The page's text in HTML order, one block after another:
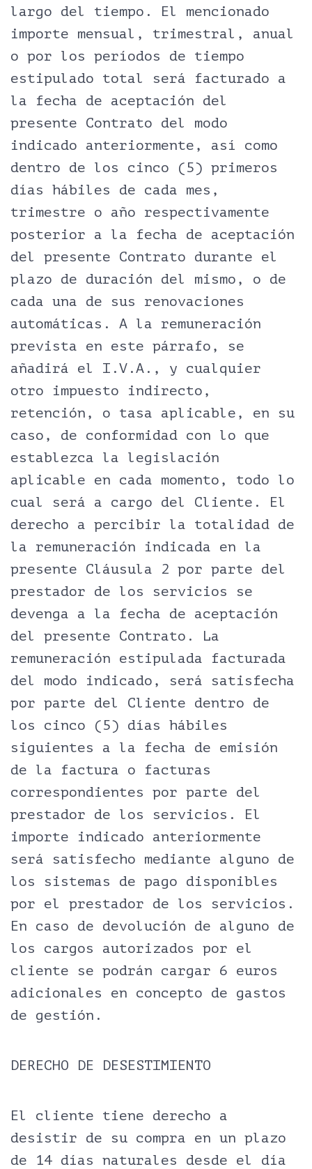
largo del tiempo. El mencionado
importe mensual, trimestral, anual
o por los períodos de tiempo
estipulado total será facturado a
la fecha de aceptación del
presente Contrato del modo
indicado anteriormente, así como
dentro de los cinco (5) primeros
días hábiles de cada mes,
trimestre o año respectivamente
posterior a la fecha de aceptación
del presente Contrato durante el
plazo de duración del mismo, o de
cada una de sus renovaciones
automáticas. A la remuneración
prevista en este párrafo, se
añadirá el I.V.A., y cualquier
otro impuesto indirecto,
retención, o tasa aplicable, en su
caso, de conformidad con lo que
establezca la legislación
aplicable en cada momento, todo lo
cual será a cargo del Cliente. El
derecho a percibir la totalidad de
la remuneración indicada en la
presente Cláusula 2 por parte del
prestador de los servicios se
devenga a la fecha de aceptación
del presente Contrato. La
remuneración estipulada facturada
del modo indicado, será satisfecha
por parte del Cliente dentro de
los cinco (5) días hábiles
siguientes a la fecha de emisión
de la factura o facturas
correspondientes por parte del
prestador de los servicios. El
importe indicado anteriormente
será satisfecho mediante alguno de
los sistemas de pago disponibles
por el prestador de los servicios.
En caso de devolución de alguno de
los cargos autorizados por el
cliente se podrán cargar 6 euros
adicionales en concepto de gastos
de gestión.
DERECHO DE DESESTIMIENTO
El cliente tiene derecho a
desistir de su compra en un plazo
de 14 días naturales desde el día